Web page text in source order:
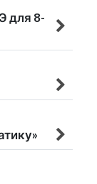
для 8-